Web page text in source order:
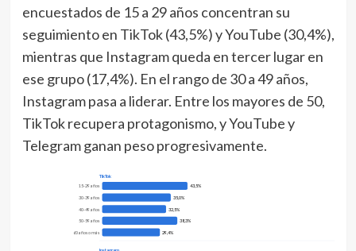
encuestados de 15 a 29 años concentran su
seguimiento en TikTok (43,5%) y YouTube (30,4%),
mientras que Instagram queda en tercer lugar en
ese grupo (17,4%). En el rango de 30 a 49 años,
Instagram pasa a liderar. Entre los mayores de 50,
TikTok recupera protagonismo, y YouTube y
Telegram ganan peso progresivamente.
TikTok
15-29 años 43,5%
30-39 años 35,0%
40-49 años 32,5%
50-59 años 38,3%
60 años o más 29,4%
Instagram